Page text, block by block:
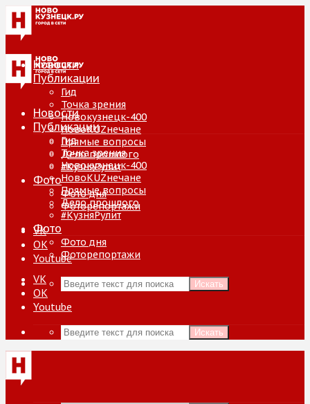
Новости
Публикации
Гид
Точка зрения
Новокузнецк-400
НовоKUZнечане
Прямые вопросы
Дело прошлого
#КузняРулит
Фото
Фото дня
Фоторепортажи
VK
ОК
Youtube
Искать
Новости
Публикации
Гид
Точка зрения
Новокузнецк-400
НовоKUZнечане
Прямые вопросы
Дело прошлого
#КузняРулит
Фото
Фото дня
Фоторепортажи
VK
ОК
Youtube
Искать